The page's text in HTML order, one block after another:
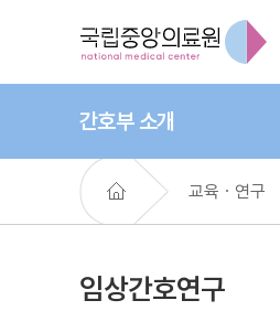
간호부 소개
교육ㆍ연구
임상간호연구